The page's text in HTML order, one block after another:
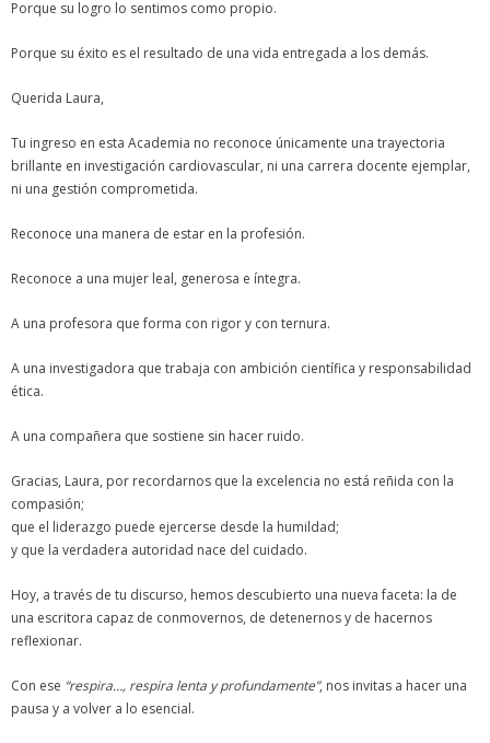
Porque su logro lo sentimos como propio.
Porque su éxito es el resultado de una vida entregada a los demás.
Querida Laura,
Tu ingreso en esta Academia no reconoce únicamente una trayectoria
brillante en investigación cardiovascular, ni una carrera docente ejemplar,
ni una gestión comprometida.
Reconoce una manera de estar en la profesión.
Reconoce a una mujer leal, generosa e íntegra.
A una profesora que forma con rigor y con ternura.
A una investigadora que trabaja con ambición científica y responsabilidad
ética.
A una compañera que sostiene sin hacer ruido.
Gracias, Laura, por recordarnos que la excelencia no está reñida con la
compasión;
que el liderazgo puede ejercerse desde la humildad;
y que la verdadera autoridad nace del cuidado.
Hoy, a través de tu discurso, hemos descubierto una nueva faceta: la de
una escritora capaz de conmovernos, de detenernos y de hacernos
reflexionar.
Con ese “respira…, respira lenta y profundamente”, nos invitas a hacer una
pausa y a volver a lo esencial.